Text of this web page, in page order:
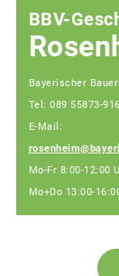
BBV-
Bayerischer
Tel: 089 55873-
E-Mail:
Mo-Fr 8:00-12:00
Mo+Do 13:00-